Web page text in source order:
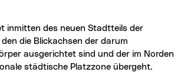
die Blickachsen der darum
ausgerichtet sind und der im Norden
städtische Platzzone übergeht.